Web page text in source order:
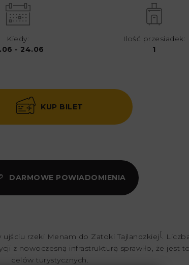
Kiedy:
- 24.06
Ilość przesiadek:
1
KUP BILET
DARMOWE POWIADOMIENIA
rzeki Menam do Zatoki Tajlandzkiej [.
z nowoczesną infrastrukturą sprawiło, że jest
celów turystycznych.